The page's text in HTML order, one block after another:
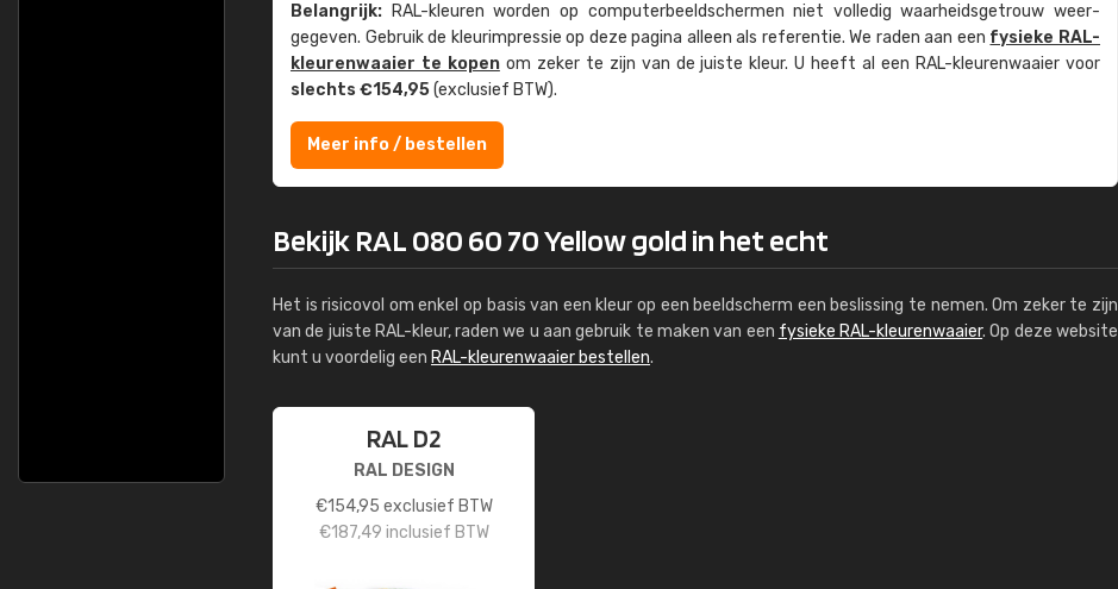
Belangrijk: RAL-kleuren worden op computer­beeld­schermen niet volledig waarheids­­getrouw weer­
gegeven. Gebruik de kleur­impressie op deze pagina alleen als referentie. We raden aan een fysieke RAL-
kleuren­waaier te kopenom zeker te zijn van de juiste kleur. U heeft al een RAL-kleuren­waaier voor
slechts €154,95(exclusief BTW).
Meer info / bestellen
Bekijk RAL 080 60 70 Yellow gold in het echt
Het is risicovol om enkel op basis van een kleur op een beeldscherm een beslissing te nemen. Om zeker te zijn
van de juiste RAL-kleur, raden we u aan gebruik te maken van een fysieke RAL-kleurenwaaier. Op deze website
kunt u voordelig een RAL-kleurenwaaier bestellen.
RAL D2
RAL DESIGN
€154,95 exclusief BTW
€187,49 inclusief BTW
Kambier BV